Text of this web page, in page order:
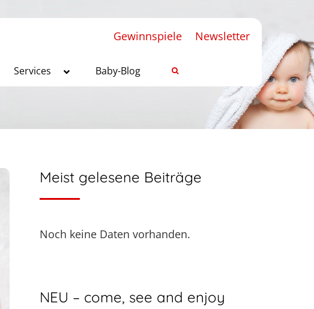
Gewinnspiele Newsletter
Services Baby-Blog
Meist gelesene Beiträge
Noch keine Daten vorhanden.
NEU – come, see and enjoy